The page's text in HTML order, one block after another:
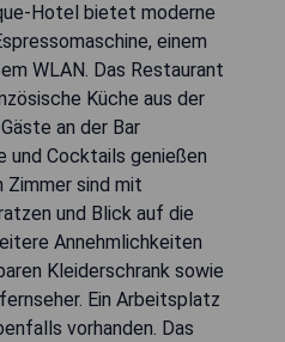
Hotel bietet moderne
einem
WLAN. Das Restaurant
Küche aus der
an der Bar
Cocktails genießen
Zimmer sind mit
und Blick auf die
Annehmlichkeiten
Kleiderschrank sowie
Ein Arbeitsplatz
vorhanden. Das